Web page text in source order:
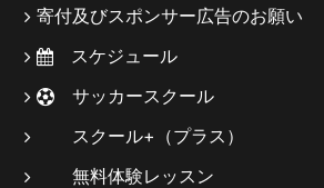
寄付及びスポンサー広告のお願い
スケジュール
サッカースクール
スクール+（プラス）
無料体験レッスン